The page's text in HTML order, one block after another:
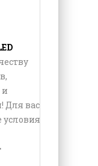
Для вас